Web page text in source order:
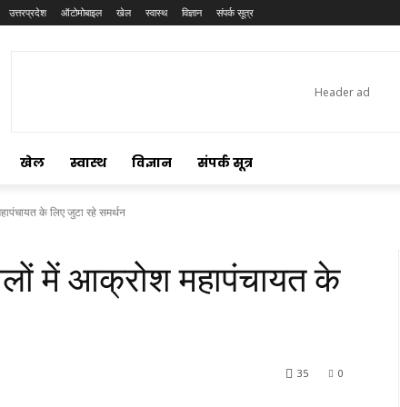
उत्तरप्रदेश ऑटोमोबाइल खेल स्वास्थ विज्ञान संपर्क सूत्र
खेल स्वास्थ विज्ञान संपर्क सूत्र
के लिए जुटा रहे समर्थन
में आक्रोश महापंचायत के
0
35